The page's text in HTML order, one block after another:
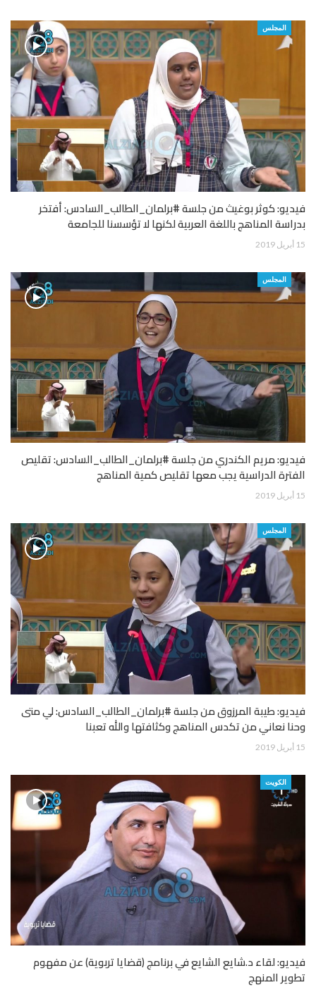
المجلس
فيديو: كوثر بوغيث من جلسة #برلمان_الطالب_السادس: أفتخر
بدراسة المناهج باللغة العربية لكنها لا تؤسسنا للجامعة
15 أبريل 2019
المجلس
فيديو: مريم الكندري من جلسة #برلمان_الطالب_السادس: تقليص
الفترة الدراسية يجب معها تقليص كمية المناهج
15 أبريل 2019
المجلس
فيديو: طيبة المرزوق من جلسة #برلمان_الطالب_السادس: لي متى
وحنا نعاني من تكدس المناهج وكثافتها والله تعبنا
15 أبريل 2019
الكويت
فيديو: لقاء د.شايع الشايع في برنامج (قضايا تربوية) عن مفهوم
تطوير المنهج